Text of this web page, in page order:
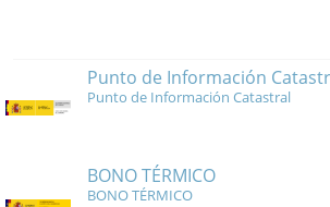
Punto de Información
Punto de Información Catastral
BONO TÉRMICO
BONO TÉRMICO